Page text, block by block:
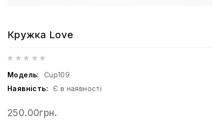
Кружка Love
Модель:
Cup109
Наявність:
Є в наявності
250.00грн.